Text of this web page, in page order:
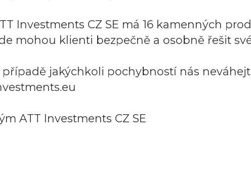
Investments CZ SE má 16 kamenných
mohou klienti bezpečně a osobně řešit
případě jakýchkoli pochybností nás
ATT Investments CZ SE